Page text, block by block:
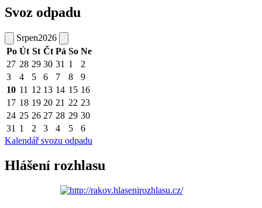
Svoz odpadu
Srpen2026
Po Út St Čt Pá So Ne
27 28 29 30 31 1
2
3
4 5 6 7 8
9
10 11 12 13 14 15 16
17 18 19 20 21 22 23
24 25 26 27 28 29 30
31 1 2 3 4 5
6
Kalendář svozu odpadu
Hlášení rozhlasu